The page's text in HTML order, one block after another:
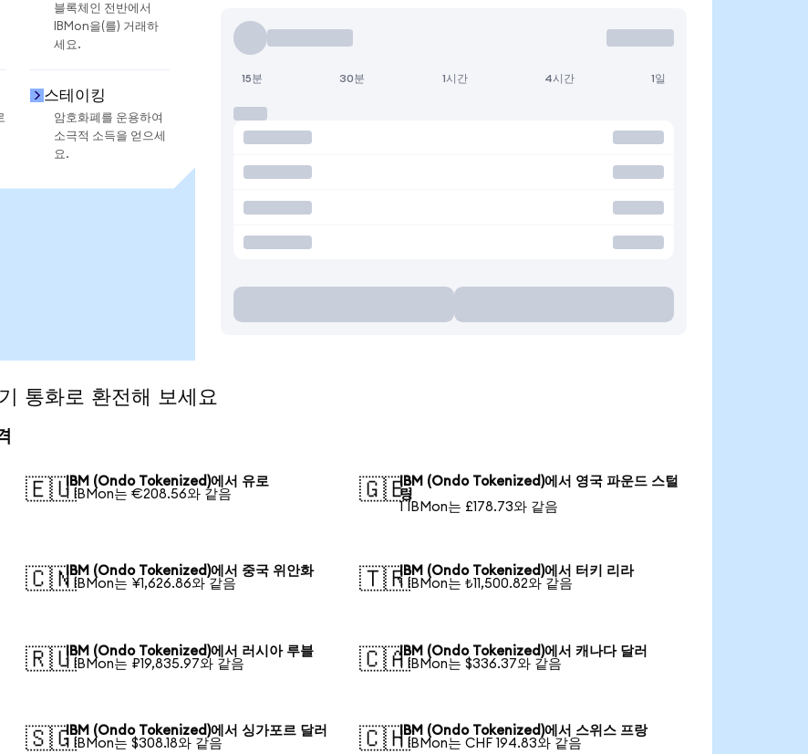
블록체인 전반에서
IBMon을(를) 거래하
세요.
스테이킹
암호화폐를 운용하여
소극적 소득을 얻으세
요.
15분 30분 1시간 4시간 1일
화로 환전해 보세요
🇪🇺IBM (Ondo Tokenized)에서 유로
1 IBMon는 €208.56와 같음
🇬🇧IBM (Ondo Tokenized)에서 영국 파운드 스털
링
1 IBMon는 £178.73와 같음
🇨🇳IBM (Ondo Tokenized)에서 중국 위안화
1 IBMon는 ¥1,626.86와 같음
🇹🇷IBM (Ondo Tokenized)에서 터키 리라
1 IBMon는 ₺11,500.82와 같음
🇷🇺IBM (Ondo Tokenized)에서 러시아 루블
1 IBMon는 ₽19,835.97와 같음
🇨🇦IBM (Ondo Tokenized)에서 캐나다 달러
1 IBMon는 $336.37와 같음
🇸🇬IBM (Ondo Tokenized)에서 싱가포르 달러
1 IBMon는 $308.18와 같음
🇨🇭IBM (Ondo Tokenized)에서 스위스 프랑
1 IBMon는 CHF 194.83와 같음